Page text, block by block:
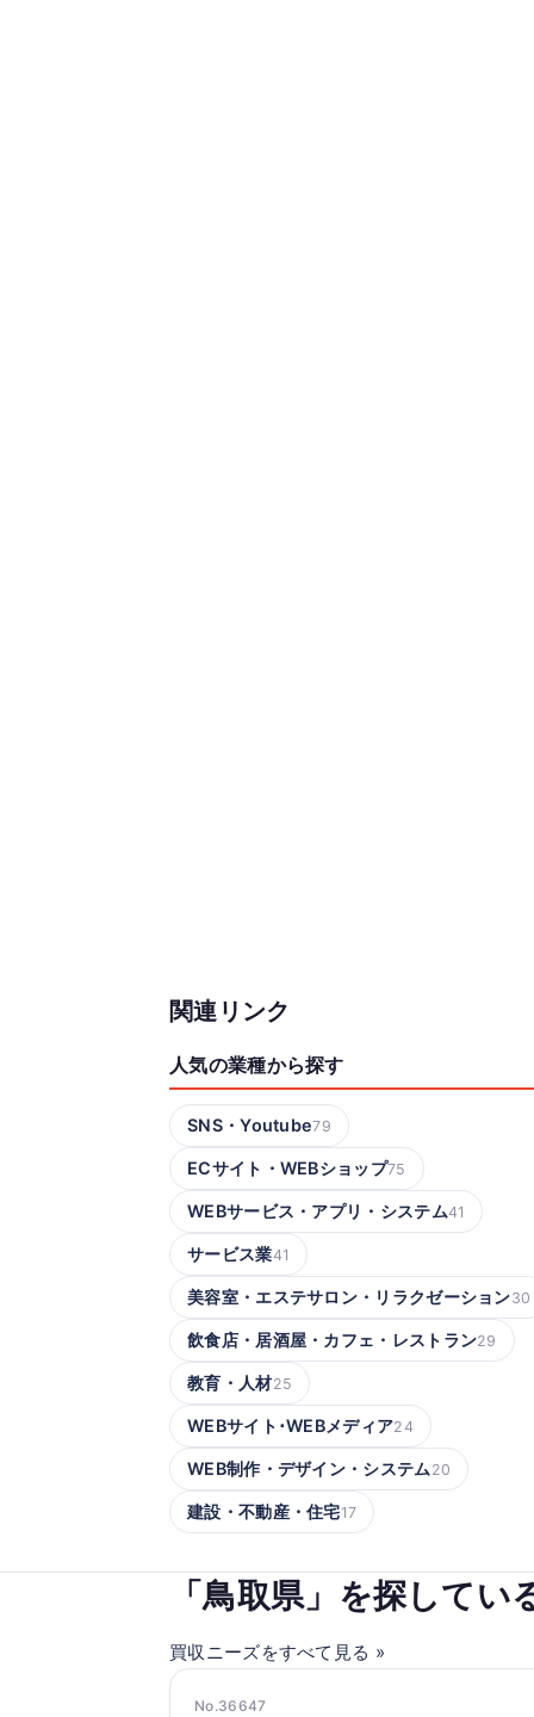
関連リンク
人気の業種から探す
SNS・Youtube79
ECサイト・WEBショップ75
WEBサービス・アプリ・システム41
サービス業41
美容室・エステサロン・リラクゼーション30
飲食店・居酒屋・カフェ・レストラン29
教育・人材25
WEBサイト･WEBメディア24
WEB制作・デザイン・システム 20
建設・不動産・住宅17
「鳥取県」を探してい
買収ニーズをすべて見る »
No.36647